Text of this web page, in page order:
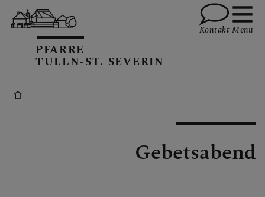
PFARRE
TULLN-ST. SEVERIN
Kontakt Menü
Gebetsabend